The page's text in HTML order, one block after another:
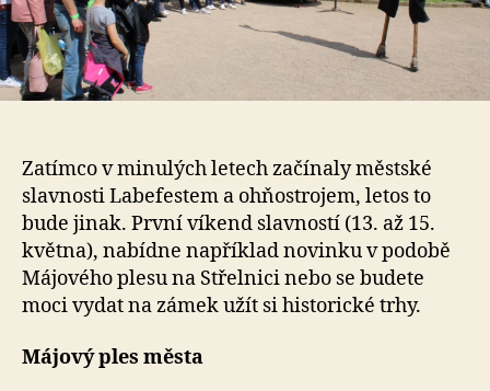
Zatímco v minulých letech začínaly městské
slavnosti Labefestem a ohňostrojem, letos to
bude jinak. První víkend slavností (13. až 15.
května), nabídne například novinku v podobě
Májového plesu na Střelnici nebo se budete
moci vydat na zámek užít si historické trhy.
Májový ples města